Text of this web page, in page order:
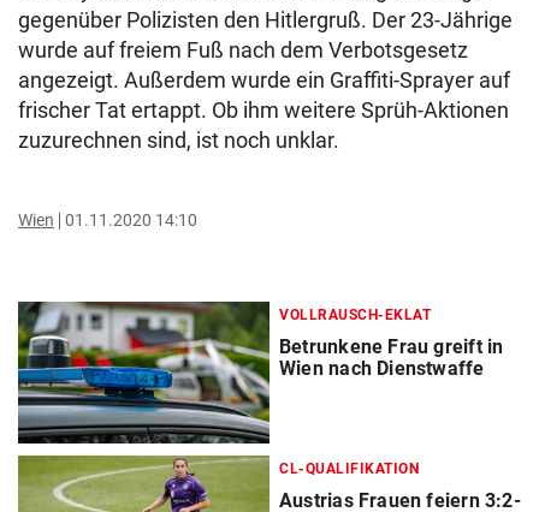
gegenüber Polizisten den Hitlergruß. Der 23-Jährige
wurde auf freiem Fuß nach dem Verbotsgesetz
angezeigt. Außerdem wurde ein Graffiti-Sprayer auf
frischer Tat ertappt. Ob ihm weitere Sprüh-Aktionen
zuzurechnen sind, ist noch unklar.
Wien 01.11.2020 14:10
VOLLRAUSCH-EKLAT
Betrunkene Frau greift in
Wien nach Dienstwaffe
CL-QUALIFIKATION
Austrias Frauen feiern 3:2-